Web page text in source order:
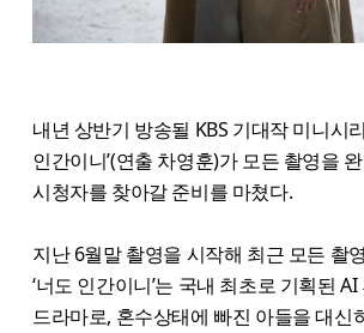
내년 상반기 방송될 KBS 기대작 미니시
인간이니’(연출 차영훈)가 모든 촬영을
시청자를 찾아갈 준비를 마쳤다.
지난 6월말 촬영을 시작해 최근 모든 촬
‘너도 인간이니’는 국내 최초로 기획된
드라마로, 혼수상태에 빠진 아들을 대신